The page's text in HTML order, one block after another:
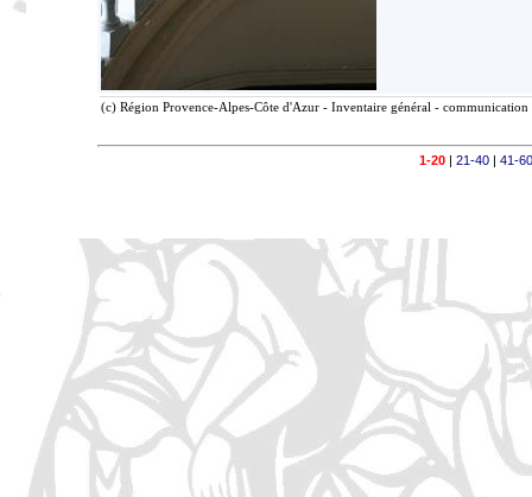
(c) Région Provence-Alpes-Côte d'Azur - Inventaire général -
1-20 | 21-40 | 41-60